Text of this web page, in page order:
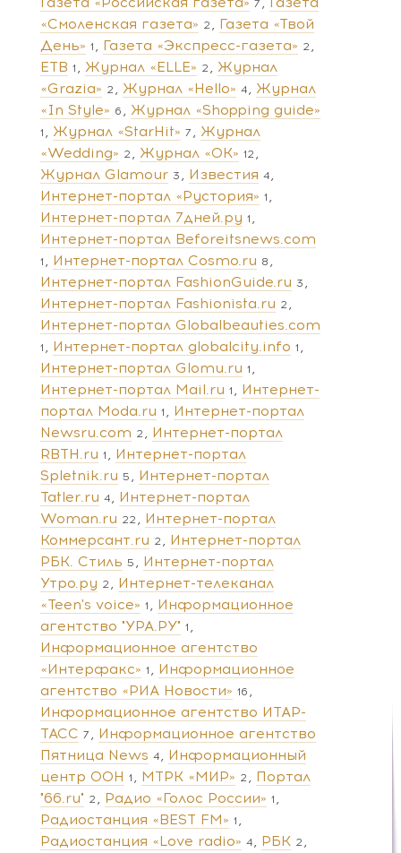
7
«Смоленская газета» 2
Газета «Твой
День» 1 Газета «Экспресс-газета» 2
ЕТВ 1 Журнал «ELLE» 2
Журнал
«Grazia» 2 Журнал «Hello» 4
Журнал
«In Style» 6 Журнал «Shopping guide»
1 Журнал «StarHit» 7
Журнал
«Wedding» 2 Журнал «ОК» 12
Журнал Glamour 3 Известия 4
Интернет-портал «Рустория» 1
Интернет-портал 7дней.ру 1
Интернет-портал Beforeitsnews.com
1 Интернет-портал Cosmo.ru 8
Интернет-портал FashionGuide.ru 3
Интернет-портал Fashionista.ru 2
Интернет-портал Globalbeauties.com
1 Интернет-портал globalcity.info 1
Интернет-портал Glomu.ru 1
Интернет-портал Mail.ru 1
Интернет-
портал Moda.ru 1
Интернет-портал
Newsru.com 2
Интернет-портал
RBTH.ru 1
Интернет-портал
Spletnik.ru 5
Интернет-портал
Tatler.ru 4
Интернет-портал
Woman.ru 22
Интернет-портал
Коммерсант.ru 2
Интернет-портал
РБК. Стиль 5
Интернет-портал
Утро.ру 2
Интернет-телеканал
«Teen's voice» 1
Информационное
агентство "УРА.РУ" 1
Информационное агентство
«Интерфакс» 1
Информационное
агентство «РИА Новости» 16
Информационное агентство ИТАР-
ТАСС 7
Информационное агентство
Пятница News 4
Информационный
центр ООН 1 МТРК «МИР» 2
Портал
"66.ru" 2 Радио «Голос России» 1
Радиостанция «BEST FM» 1
Радиостанция «Love radio» 4 РБК 2